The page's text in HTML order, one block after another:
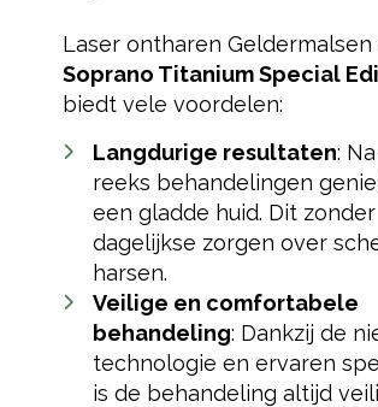
Laser ontharen
Soprano Titanium Special
biedt vele voordelen:
Langdurige resultaten:
reeks behandelingen
een gladde huid. Dit zonder
dagelijkse zorgen over
harsen.
Veilige en comfortabele
behandeling: Dankzij de
technologie en ervaren
is de behandeling altijd